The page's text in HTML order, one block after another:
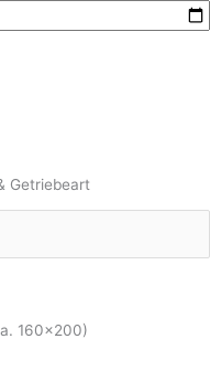
Getriebeart
160x200)